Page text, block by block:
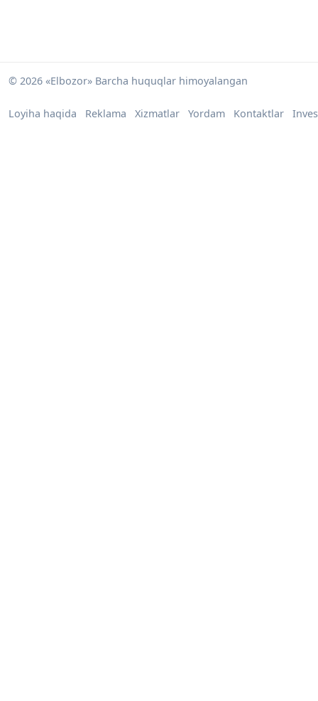
© 2026 «Elbozor» Barcha huquqlar himoyalangan
Loyiha haqida Reklama Xizmatlar Yordam Kontaktlar